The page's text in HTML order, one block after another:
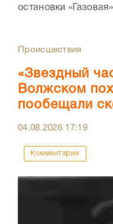
остановки
Происшествия
«Звездный
Волжском
пообещали
04.08.2026 17:19
Комментарии